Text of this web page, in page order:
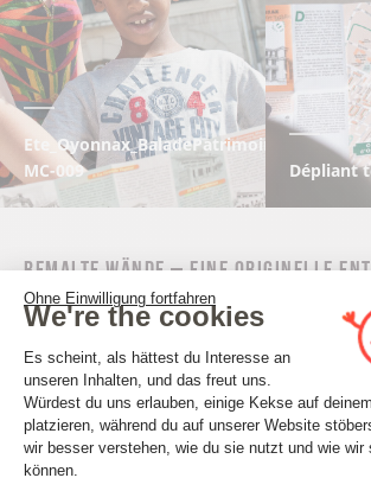
MC-009
Dépliant
Bemalte Wände – eine originelle
Haben Sie Lust, die Stadt Oyonnax frei
originelle Weise zu besichtigen? Die
besteht in Folgendem: Den
einmal unter einem anderen Aspekt
möchten, wird ein alternativer
Charme angeboten. Ein Spaziergang
Straßen der Altstadt, auf der Suche
Ohne Einwilligung fortfahren
We're the cookies
Es scheint, als hättest du Interesse an
unseren Inhalten, und das freut uns.
Würdest du uns erlauben, einige Kekse auf
platzieren, während du auf unserer Website
wir besser verstehen, wie du sie nutzt und wie wir
können.
Axeptio consent